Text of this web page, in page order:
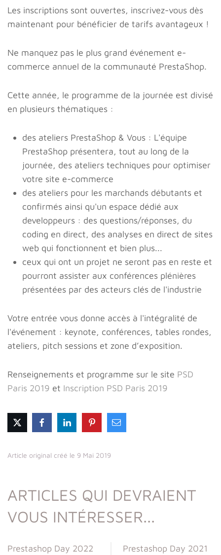
Les inscriptions sont ouvertes, inscrivez-vous dès
maintenant pour bénéficier de tarifs avantageux !
Ne manquez pas le plus grand événement e-
commerce annuel de la communauté PrestaShop.
Cette année, le programme de la journée est divisé
en plusieurs thématiques :
des ateliers PrestaShop & Vous : L'équipe
PrestaShop présentera, tout au long de la
journée, des ateliers techniques pour optimiser
votre site e-commerce
des ateliers pour les marchands débutants et
confirmés ainsi qu'un espace dédié aux
developpeurs : des questions/réponses, du
coding en direct, des analyses en direct de sites
web qui fonctionnent et bien plus...
ceux qui ont un projet ne seront pas en reste et
pourront assister aux conférences plénières
présentées par des acteurs clés de l'industrie
Votre entrée vous donne accès à l'intégralité de
l'événement : keynote, conférences, tables rondes,
ateliers, pitch sessions et zone d’exposition.
Renseignements et programme sur le site PSD
Paris 2019 et Inscription PSD Paris 2019
Article original créé le 9 Mai 2019
ARTICLES QUI DEVRAIENT
VOUS INTÉRESSER...
Prestashop Day 2022
Prestashop Day 2021